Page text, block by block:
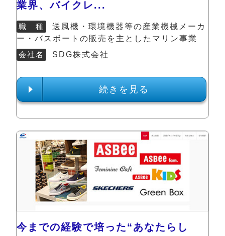
業界、バイクレ...
職 種
送風機・環境機器等の産業機械メーカ
ー・バスボートの販売を主としたマリン事業
会社名
SDG株式会社
続きを見る
今までの経験で培った“あなたらし